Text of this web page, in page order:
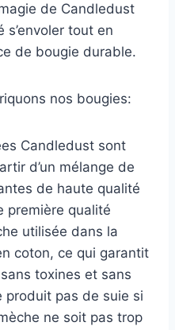
de Candledust
tout en
de bougie durable.
nos bougies:
Candledust sont
d’un mélange de
de haute qualité
première qualité
utilisée dans la
coton, ce qui garantit
toxines et sans
produit pas de suie si
ne soit pas trop